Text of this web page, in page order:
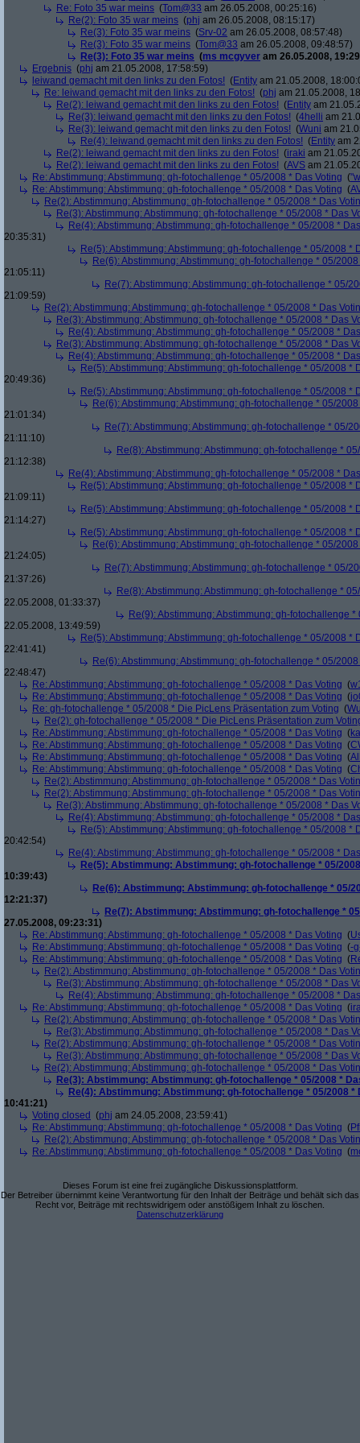
Re: Foto 35 war meins (Tom@33 am 26.05.2008, 00:25:16)
Re(2): Foto 35 war meins (phj am 26.05.2008, 08:15:17)
Re(3): Foto 35 war meins (Srv-02 am 26.05.2008, 08:57:48)
Re(3): Foto 35 war meins (Tom@33 am 26.05.2008, 09:48:57)
Re(3): Foto 35 war meins (ms mcgyver am 26.05.2008,
Ergebnis (phj am 21.05.2008, 17:58:59)
leiwand gemacht mit den links zu den Fotos! (Entity am 21.05.2008,
Re: leiwand gemacht mit den links zu den Fotos! (phj am 21.05.2008,
Re(2): leiwand gemacht mit den links zu den Fotos! (Entity am
Re(3): leiwand gemacht mit den links zu den Fotos! (4helli am
Re(3): leiwand gemacht mit den links zu den Fotos! (Wuni am
Re(4): leiwand gemacht mit den links zu den Fotos! (Entity am
Re(2): leiwand gemacht mit den links zu den Fotos! (iraki am
Re(2): leiwand gemacht mit den links zu den Fotos! (AVS am
Re: Abstimmung: Abstimmung: gh-fotochallenge * 05/2008 * Das Voting (
Re: Abstimmung: Abstimmung: gh-fotochallenge * 05/2008 * Das Voting (
Re(2): Abstimmung: Abstimmung: gh-fotochallenge * 05/2008 * Das
Re(3): Abstimmung: Abstimmung: gh-fotochallenge * 05/2008 * Das
Re(4): Abstimmung: Abstimmung: gh-fotochallenge * 05/2008 *
20:35:31)
Re(5): Abstimmung: Abstimmung: gh-fotochallenge * 05/2008 *
Re(6): Abstimmung: Abstimmung: gh-fotochallenge * 05/
21:05:11)
Re(7): Abstimmung: Abstimmung: gh-fotochallenge * 05/
21:09:59)
Re(2): Abstimmung: Abstimmung: gh-fotochallenge * 05/2008 * Das
Re(3): Abstimmung: Abstimmung: gh-fotochallenge * 05/2008 * Das
Re(4): Abstimmung: Abstimmung: gh-fotochallenge * 05/2008 *
Re(3): Abstimmung: Abstimmung: gh-fotochallenge * 05/2008 * Das
Re(4): Abstimmung: Abstimmung: gh-fotochallenge * 05/2008 *
Re(5): Abstimmung: Abstimmung: gh-fotochallenge * 05/2008 *
20:49:36)
Re(5): Abstimmung: Abstimmung: gh-fotochallenge * 05/2008 *
Re(6): Abstimmung: Abstimmung: gh-fotochallenge * 05/
21:01:34)
Re(7): Abstimmung: Abstimmung: gh-fotochallenge * 05/
21:11:10)
Re(8): Abstimmung: Abstimmung: gh-fotochallenge *
21:12:38)
Re(4): Abstimmung: Abstimmung: gh-fotochallenge * 05/2008 *
Re(5): Abstimmung: Abstimmung: gh-fotochallenge * 05/2008 *
21:09:11)
Re(5): Abstimmung: Abstimmung: gh-fotochallenge * 05/2008 *
21:14:27)
Re(5): Abstimmung: Abstimmung: gh-fotochallenge * 05/2008 *
Re(6): Abstimmung: Abstimmung: gh-fotochallenge * 05/
21:24:05)
Re(7): Abstimmung: Abstimmung: gh-fotochallenge * 05/
21:37:26)
Re(8): Abstimmung: Abstimmung: gh-fotochallenge *
22.05.2008, 01:33:37)
Re(9): Abstimmung: Abstimmung: gh-fotochallenge
22.05.2008, 13:49:59)
Re(5): Abstimmung: Abstimmung: gh-fotochallenge * 05/2008 *
22:41:41)
Re(6): Abstimmung: Abstimmung: gh-fotochallenge * 05/
22:48:47)
Re: Abstimmung: Abstimmung: gh-fotochallenge * 05/2008 * Das Voting (
Re: Abstimmung: Abstimmung: gh-fotochallenge * 05/2008 * Das Voting (
Re: gh-fotochallenge * 05/2008 * Die PicLens Präsentation zum Voting (
Re(2): gh-fotochallenge * 05/2008 * Die PicLens Präsentation zum
Re: Abstimmung: Abstimmung: gh-fotochallenge * 05/2008 * Das Voting (
Re: Abstimmung: Abstimmung: gh-fotochallenge * 05/2008 * Das Voting (
Re: Abstimmung: Abstimmung: gh-fotochallenge * 05/2008 * Das Voting (
Re: Abstimmung: Abstimmung: gh-fotochallenge * 05/2008 * Das Voting (
Re(2): Abstimmung: Abstimmung: gh-fotochallenge * 05/2008 * Das
Re(2): Abstimmung: Abstimmung: gh-fotochallenge * 05/2008 * Das
Re(3): Abstimmung: Abstimmung: gh-fotochallenge * 05/2008 * Das
Re(4): Abstimmung: Abstimmung: gh-fotochallenge * 05/2008 *
Re(5): Abstimmung: Abstimmung: gh-fotochallenge * 05/2008 *
20:42:54)
Re(4): Abstimmung: Abstimmung: gh-fotochallenge * 05/2008 *
Re(5): Abstimmung: Abstimmung: gh-fotochallenge * 05/
10:39:43)
Re(6): Abstimmung: Abstimmung: gh-fotochallenge * 05/
12:21:37)
Re(7): Abstimmung: Abstimmung: gh-fotochallenge *
27.05.2008, 09:23:31)
Re: Abstimmung: Abstimmung: gh-fotochallenge * 05/2008 * Das Voting (
Re: Abstimmung: Abstimmung: gh-fotochallenge * 05/2008 * Das Voting (-
Re: Abstimmung: Abstimmung: gh-fotochallenge * 05/2008 * Das Voting (
Re(2): Abstimmung: Abstimmung: gh-fotochallenge * 05/2008 * Das
Re(3): Abstimmung: Abstimmung: gh-fotochallenge * 05/2008 * Das
Re(4): Abstimmung: Abstimmung: gh-fotochallenge * 05/2008 *
Re: Abstimmung: Abstimmung: gh-fotochallenge * 05/2008 * Das Voting (
Re(2): Abstimmung: Abstimmung: gh-fotochallenge * 05/2008 * Das
Re(3): Abstimmung: Abstimmung: gh-fotochallenge * 05/2008 * Das
Re(2): Abstimmung: Abstimmung: gh-fotochallenge * 05/2008 * Das
Re(3): Abstimmung: Abstimmung: gh-fotochallenge * 05/2008 * Das
Re(2): Abstimmung: Abstimmung: gh-fotochallenge * 05/2008 * Das
Re(3): Abstimmung: Abstimmung: gh-fotochallenge * 05/2008 *
Re(4): Abstimmung: Abstimmung: gh-fotochallenge * 05/2008 *
10:41:21)
Voting closed (phj am 24.05.2008, 23:59:41)
Re: Abstimmung: Abstimmung: gh-fotochallenge * 05/2008 * Das Voting (
Re(2): Abstimmung: Abstimmung: gh-fotochallenge * 05/2008 * Das
Re: Abstimmung: Abstimmung: gh-fotochallenge * 05/2008 * Das Voting (
Dieses Forum ist eine frei zugängliche Diskussionsplattform.
Der Betreiber übernimmt keine Verantwortung für den Inhalt der Beiträge und behält sich das
Recht vor, Beiträge mit rechtswidrigem oder anstößigem Inhalt zu löschen.
Datenschutzerklärung